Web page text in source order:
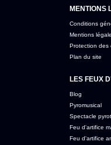
MENTIONS
Conditions
Mentions
Protection des
Plan du site
LES FEUX
Blog
Pyromusical
Spectacle
Feu d'artifice
Feu d'artifice